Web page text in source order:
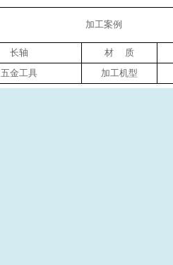
加工案
长轴
材 质
五金工具 加工机型